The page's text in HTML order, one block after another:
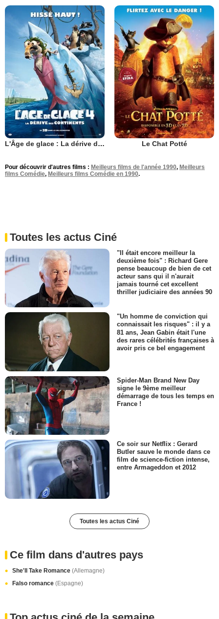
L'Âge de glace : La dérive des continents Le Chat Potté
Pour découvrir d'autres films : Meilleurs films de l'année 1990, Meilleurs
films Comédie, Meilleurs films Comédie en 1990.
Toutes les actus Ciné
"Il était encore meilleur la
deuxième fois" : Richard Gere
pense beaucoup de bien de cet
acteur sans qui il n'aurait
jamais tourné cet excellent
thriller judiciaire des années 90
"Un homme de conviction qui
connaissait les risques" : il y a
81 ans, Jean Gabin était l'une
des rares célébrités françaises à
avoir pris ce bel engagement
Spider-Man Brand New Day
signe le 9ème meilleur
démarrage de tous les temps en
France !
Ce soir sur Netflix : Gerard
Butler sauve le monde dans ce
film de science-fiction intense,
entre Armageddon et 2012
Toutes les actus Ciné
Ce film dans d'autres pays
She'll Take Romance (Allemagne)
Falso romance (Espagne)